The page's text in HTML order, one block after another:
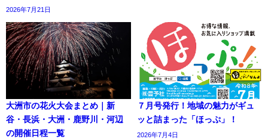
2026年7月21日
大洲市の花火大会まとめ｜新
谷・長浜・大洲・鹿野川・河辺
の開催日程一覧
７月号発行！地域の魅力がギュ
ッと詰まった「ほっぷ」！
2026年7月4日